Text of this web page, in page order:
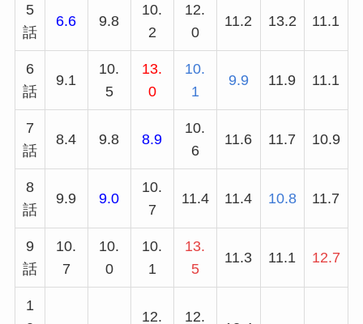
5
話
6.6 9.8
10.
2
12.
0
11.2 13.2 11.1
6
話
9.1
10.
5
13.
0
10.
1
9.9 11.9 11.1
7
話
8.4 9.8 8.9
10.
6
11.6 11.7 10.9
8
話
9.9 9.0
10.
7
11.4 11.4 10.8 11.7
9
話
10.
7
10.
0
10.
1
13.
5
11.3 11.1 12.7
1
12. 12.